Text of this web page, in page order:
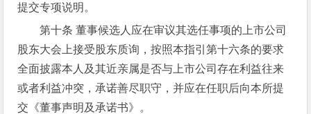
提交专项说明。
第十条 董事候选人应在审议其选任事项的上市公司
股东大会上接受股东质询，按照本指引第十六条的要求
全面披露本人及其近亲属是否与上市公司存在利益往来
或者利益冲突，承诺善尽职守，并应在任职后向本所提
交《董事声明及承诺书》。